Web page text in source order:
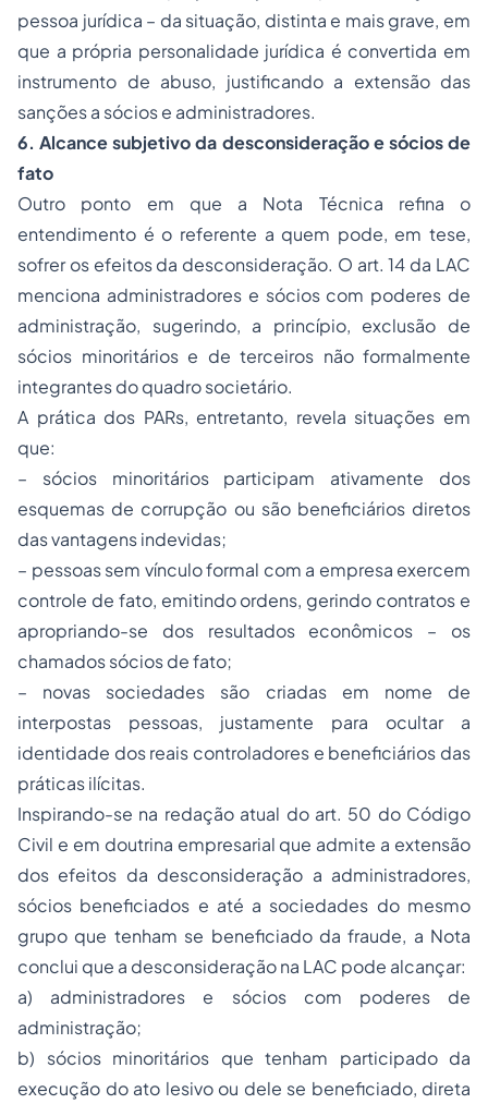
pessoa jurídica – da situação, distinta e mais grave, em
que a própria personalidade jurídica é convertida em
instrumento de abuso, justificando a extensão das
sanções a sócios e administradores.
6. Alcance subjetivo da desconsideração e sócios de
fato
Outro ponto em que a Nota Técnica refina o
entendimento é o referente a quem pode, em tese,
sofrer os efeitos da desconsideração. O art. 14 da LAC
menciona administradores e sócios com poderes de
administração, sugerindo, a princípio, exclusão de
sócios minoritários e de terceiros não formalmente
integrantes do quadro societário.
A prática dos PARs, entretanto, revela situações em
que:
– sócios minoritários participam ativamente dos
esquemas de corrupção ou são beneficiários diretos
das vantagens indevidas;
– pessoas sem vínculo formal com a empresa exercem
controle de fato, emitindo ordens, gerindo contratos e
apropriando-se dos resultados econômicos – os
chamados sócios de fato;
– novas sociedades são criadas em nome de
interpostas pessoas, justamente para ocultar a
identidade dos reais controladores e beneficiários das
práticas ilícitas.
Inspirando-se na redação atual do art. 50 do Código
Civil e em doutrina empresarial que admite a extensão
dos efeitos da desconsideração a administradores,
sócios beneficiados e até a sociedades do mesmo
grupo que tenham se beneficiado da fraude, a Nota
conclui que a desconsideração na LAC pode alcançar:
a) administradores e sócios com poderes de
administração;
b) sócios minoritários que tenham participado da
execução do ato lesivo ou dele se beneficiado, direta